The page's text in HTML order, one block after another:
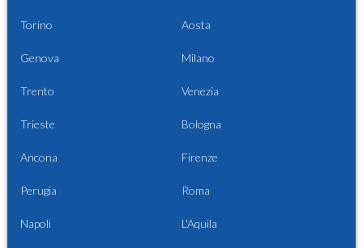
Torino Aosta
Genova Milano
Trento Venezia
Trieste Bologna
Ancona Firenze
Perugia Roma
Napoli L'Aquila